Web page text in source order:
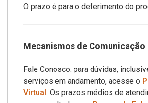
O prazo é para o deferimento do
Mecanismos de Comunicação
Fale Conosco: para dúvidas,
serviços em andamento, acesse o
Virtual. Os prazos médios de